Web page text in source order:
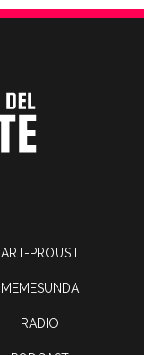
ART-PROUST
MEMESUNDA
RADIO